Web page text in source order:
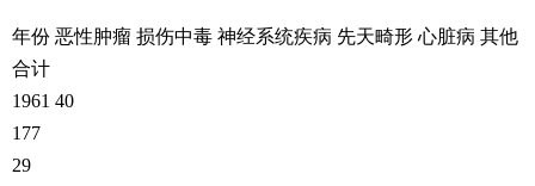
年份 恶性肿瘤 损伤中毒 神经系统疾病 先天畸形 心脏病 其他
合计
1961 40
177
29